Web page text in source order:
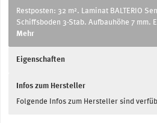
Restposten: 32 m². Laminat BALTERIO
Schiffsboden 3-Stab. Aufbauhöhe 7 mm.
Mehr
Eigenschaften
Infos zum Hersteller
Folgende Infos zum Hersteller sind